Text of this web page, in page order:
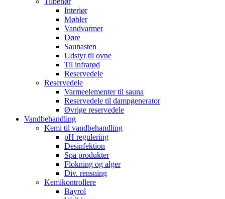
Interiør
Møbler
Vandvarmer
Døre
Saunasten
Udstyr til ovne
Til infrarød
Reservedele
Reservedele
Varmeelementer til sauna
Reservedele til dampgenerator
Øvrige reservedele
Vandbehandling
Kemi til vandbehandling
pH regulering
Desinfektion
Spa produkter
Flokning og alger
Div. rensning
Kemikontrollere
Bayrol